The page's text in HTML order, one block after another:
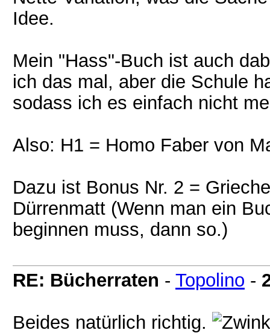
Idee.
Mein "Hass"-Buch ist auch
ich das mal, aber die Schule
sodass ich es einfach nicht
Also: H1 = Homo Faber von
Dazu ist Bonus Nr. 2 =
Dürrenmatt (Wenn man ein
beginnen muss, dann so.)
RE: Bücherraten - Topolino -
Beides natürlich richtig.